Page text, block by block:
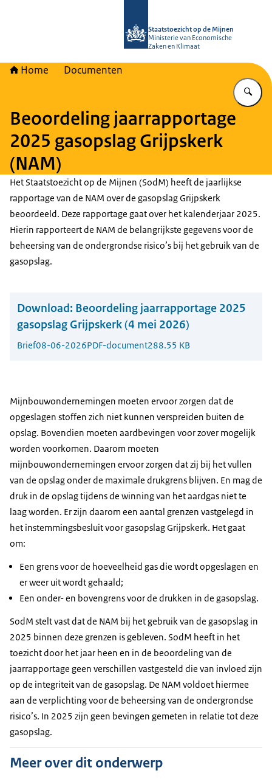
Staatstoezicht op de Mijnen
Ministerie van Economische
Zaken en Klimaat
Home Documenten
Beoordeling jaarrapportage
2025 gasopslag Grijpskerk
(NAM)
Het Staatstoezicht op de Mijnen (SodM) heeft de jaarlijkse
rapportage van de NAM over de gasopslag Grijpskerk
beoordeeld. Deze rapportage gaat over het kalenderjaar 2025.
Hierin rapporteert de NAM de belangrijkste gegevens voor de
beheersing van de ondergrondse risico’s bij het gebruik van de
gasopslag.
Download: Beoordeling jaarrapportage 2025
gasopslag Grijpskerk (4 mei 2026)
Brief08-06-2026PDF-document288.55 KB
Mijnbouwondernemingen moeten ervoor zorgen dat de
opgeslagen stoffen zich niet kunnen verspreiden buiten de
opslag. Bovendien moeten aardbevingen voor zover mogelijk
worden voorkomen. Daarom moeten
mijnbouwondernemingen ervoor zorgen dat zij bij het vullen
van de opslag onder de maximale drukgrens blijven. En mag de
druk in de opslag tijdens de winning van het aardgas niet te
laag worden. Er zijn daarom een aantal grenzen vastgelegd in
het instemmingsbesluit voor gasopslag Grijpskerk. Het gaat
om:
Een grens voor de hoeveelheid gas die wordt opgeslagen en
er weer uit wordt gehaald;
Een onder- en bovengrens voor de drukken in de gasopslag.
SodM stelt vast dat de NAM bij het gebruik van de gasopslag in
2025 binnen deze grenzen is gebleven. SodM heeft in het
toezicht door het jaar heen en in de beoordeling van de
jaarrapportage geen verschillen vastgesteld die van invloed zijn
op de integriteit van de gasopslag. De NAM voldoet hiermee
aan de verplichting voor de beheersing van de ondergrondse
risico’s. In 2025 zijn geen bevingen gemeten in relatie tot deze
gasopslag.
Meer over dit onderwerp